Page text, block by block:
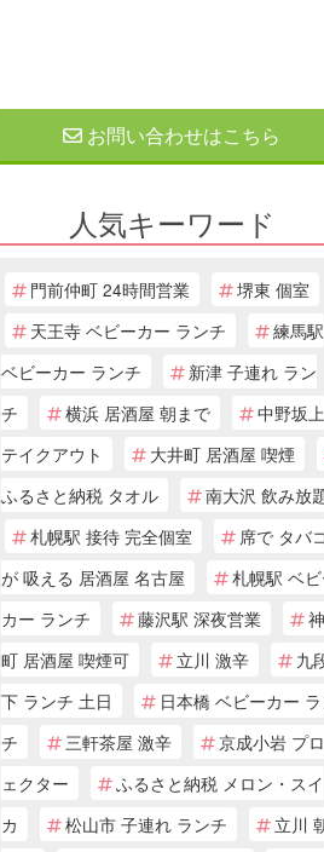
お問い合わせはこちら
人気キーワード
門前仲町 24時間営業
堺東 個室
天王寺 ベビーカー ランチ
練馬駅
ベビーカー ランチ
新津 子連れ ラン
チ
横浜 居酒屋 朝まで
中野坂上
テイクアウト
大井町 居酒屋 喫煙
ふるさと納税 タオル
南大沢 飲み放
札幌駅 接待 完全個室
席で タバ
が 吸える 居酒屋 名古屋
札幌駅 ベ
カー ランチ
藤沢駅 深夜営業
町 居酒屋 喫煙可
立川 激辛
九
下 ランチ 土日
日本橋 ベビーカー
チ
三軒茶屋 激辛
京成小岩 プ
ェクター
ふるさと納税 メロン・スイ
カ
松山市 子連れ ランチ
立川